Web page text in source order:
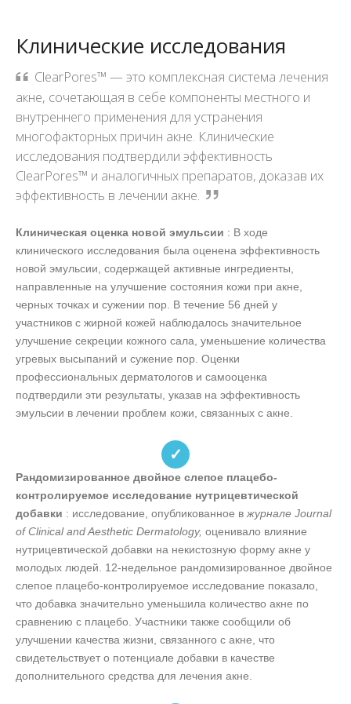
Клинические исследования
ClearPores™ — это комплексная система лечения
акне, сочетающая в себе компоненты местного и
внутреннего применения для устранения
многофакторных причин акне. Клинические
исследования подтвердили эффективность
ClearPores™ и аналогичных препаратов, доказав их
эффективность в лечении акне.
Клиническая оценка новой эмульсии : В ходе
клинического исследования была оценена эффективность
новой эмульсии, содержащей активные ингредиенты,
направленные на улучшение состояния кожи при акне,
черных точках и сужении пор. В течение 56 дней у
участников с жирной кожей наблюдалось значительное
улучшение секреции кожного сала, уменьшение количества
угревых высыпаний и сужение пор. Оценки
профессиональных дерматологов и самооценка
подтвердили эти результаты, указав на эффективность
эмульсии в лечении проблем кожи, связанных с акне.
✓
Рандомизированное двойное слепое плацебо-
контролируемое исследование нутрицевтической
добавки : исследование, опубликованное в журнале Journal
of Clinical and Aesthetic Dermatology, оценивало влияние
нутрицевтической добавки на некистозную форму акне у
молодых людей. 12-недельное рандомизированное двойное
слепое плацебо-контролируемое исследование показало,
что добавка значительно уменьшила количество акне по
сравнению с плацебо. Участники также сообщили об
улучшении качества жизни, связанного с акне, что
свидетельствует о потенциале добавки в качестве
дополнительного средства для лечения акне.